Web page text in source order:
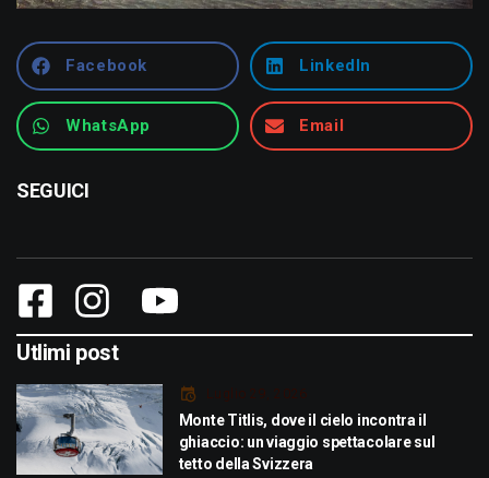
Facebook LinkedIn
WhatsApp Email
SEGUICI
Utlimi post
Luglio 29, 2026
Monte Titlis, dove il cielo incontra il
ghiaccio: un viaggio spettacolare sul
tetto della Svizzera